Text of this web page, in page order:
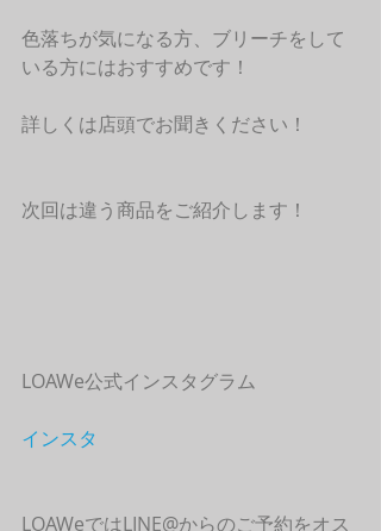
色落ちが気になる方、ブリーチをして
いる方にはおすすめです！
詳しくは店頭でお聞きください！
次回は違う商品をご紹介します！
LOAWe公式インスタグラム
インスタ
LOAWeではLINE@からのご予約をオス